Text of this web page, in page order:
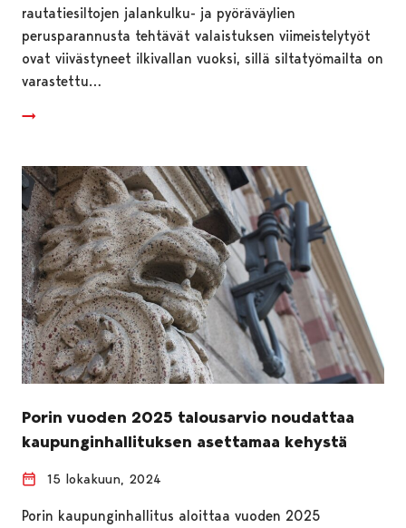
rautatiesiltojen jalankulku- ja pyöräväylien
perusparannusta tehtävät valaistuksen viimeistelytyöt
ovat viivästyneet ilkivallan vuoksi, sillä siltatyömailta on
varastettu…
Porin vuoden 2025 talousarvio noudattaa
kaupunginhallituksen asettamaa kehystä
15 lokakuun, 2024
Porin kaupunginhallitus aloittaa vuoden 2025